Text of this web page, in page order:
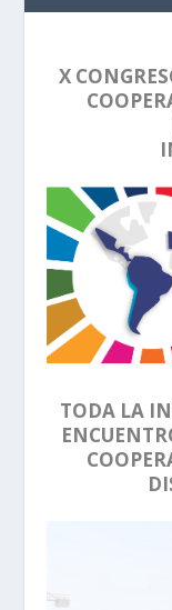
X
TODA LA